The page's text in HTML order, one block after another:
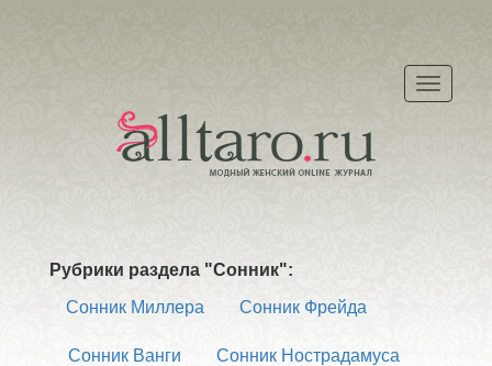
Меню
Рубрики раздела "Сонник":
Сонник Миллера
Сонник Фрейда
Сонник Ванги Сонник Нострадамуса